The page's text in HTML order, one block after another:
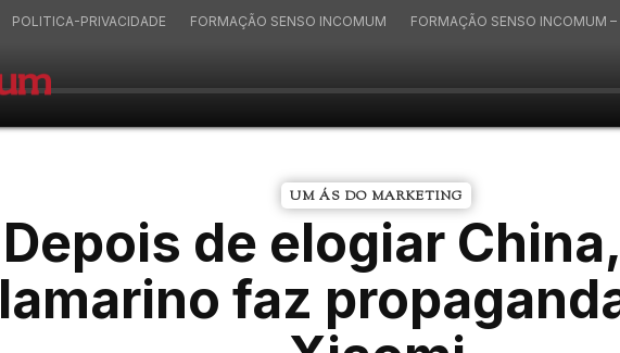
POLITICA-PRIVACIDADE FORMAÇÃO SENSO INCOMUM FORMAÇÃO SENSO INCOMUM –
UM ÁS DO MARKETING
Depois de elogiar
Iamarino faz